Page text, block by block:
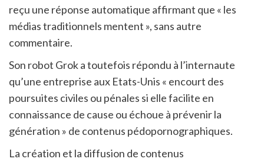
reçu une réponse automatique affirmant que « les
médias traditionnels mentent », sans autre
commentaire.
Son robot Grok a toutefois répondu à l’internaute
qu’une entreprise aux Etats-Unis « encourt des
poursuites civiles ou pénales si elle facilite en
connaissance de cause ou échoue à prévenir la
génération » de contenus pédopornographiques.
La création et la diffusion de contenus